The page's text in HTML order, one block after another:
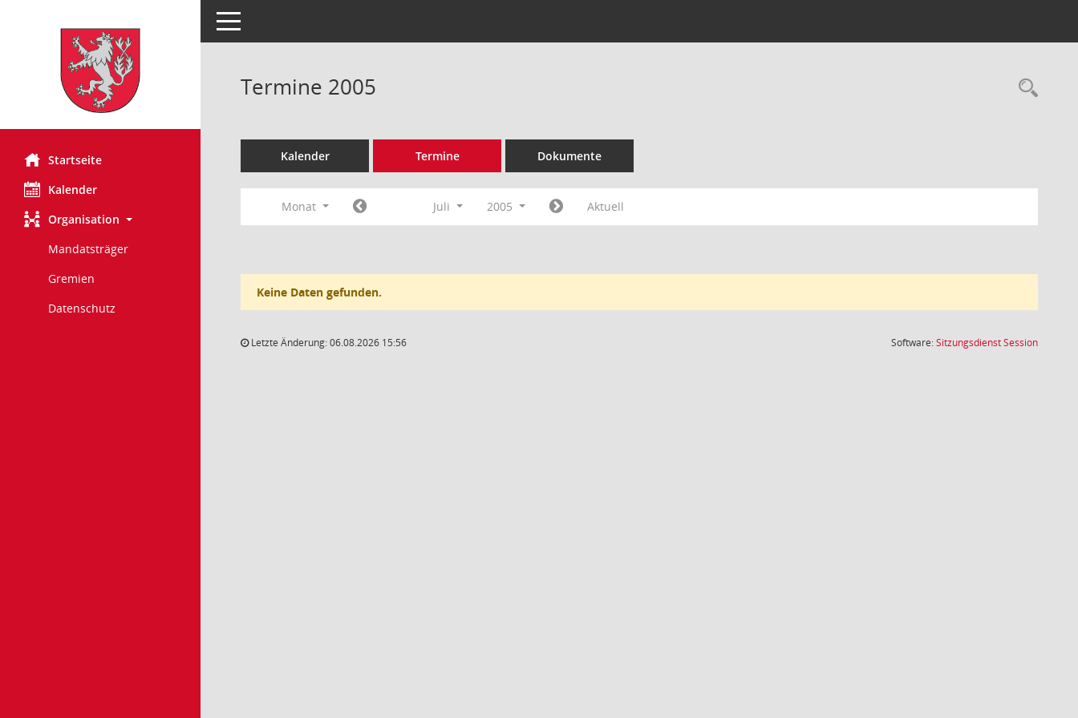
Startseite
Kalender
Organisation
Mandatsträger
Gremien
Datenschutz
Toggle navigation
Termine 2005
Kalender Termine Dokumente
Monat Juli 2005 Aktuell
Keine Daten gefunden.
Letzte Änderung: 06.08.2026 15:56 Software:SitzungsdienstSession(Wird in